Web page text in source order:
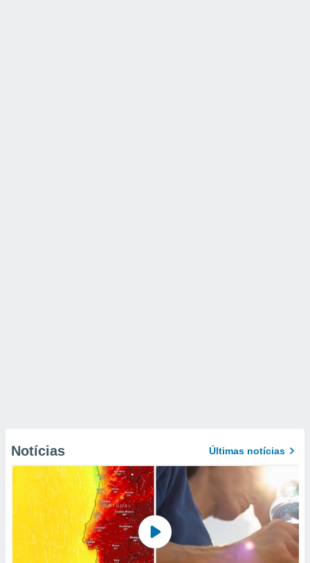
Notícias Últimas notícias